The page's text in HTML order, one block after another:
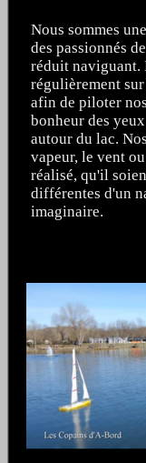
Nous sommes
des passionnés
réduit naviguant.
régulièrement
afin de piloter
bonheur des
autour du lac.
vapeur, le vent
réalisé, qu'il
différentes d'un
imaginaire.